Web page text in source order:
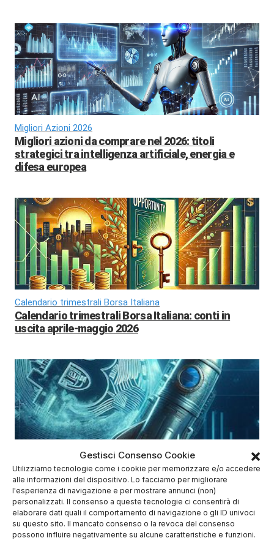
Gestisci Consenso Cookie
Utilizziamo tecnologie come i cookie per memorizzare e/o accedere
alle informazioni del dispositivo. Lo facciamo per migliorare
l'esperienza di navigazione e per mostrare annunci (non)
personalizzati. Il consenso a queste tecnologie ci consentirà di
elaborare dati quali il comportamento di navigazione o gli ID univoci
su questo sito. Il mancato consenso o la revoca del consenso
possono influire negativamente su alcune caratteristiche e funzioni.
Migliori Azioni 2026
Migliori azioni da comprare nel 2026: titoli
strategici tra intelligenza artificiale, energia e
difesa europea
Calendario trimestrali Borsa Italiana
Calendario trimestrali Borsa Italiana: conti in
uscita aprile-maggio 2026
BTC 2026
Bitcoin 2026: previsioni di prezzo e scenari di
mercato